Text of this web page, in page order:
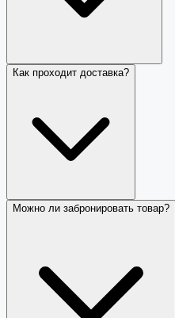
Как проходит доставка?
Можно ли забронировать товар?